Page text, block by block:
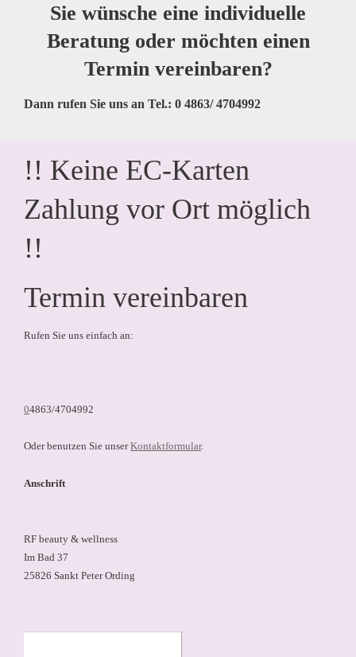
Sie wünsche eine individuelle
Beratung oder möchten einen
Termin vereinbaren?
Dann rufen Sie uns an Tel.: 0 4863/ 4704992
!! Keine EC-Karten
Zahlung vor Ort möglich
!!
Termin vereinbaren
Rufen Sie uns einfach an:
04863/4704992
Oder benutzen Sie unserKontaktformular.
Anschrift
RF beauty & wellness
Im Bad 37
25826 Sankt Peter Ording